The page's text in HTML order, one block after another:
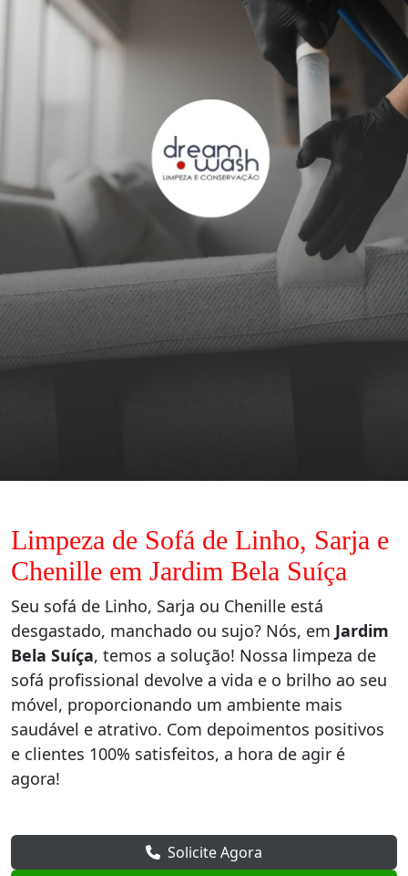
Limpeza de Sofá de Linho, Sarja e
Chenille em Jardim Bela Suíça
Seu sofá de Linho, Sarja ou Chenille está
desgastado, manchado ou sujo? Nós, em Jardim
Bela Suíça, temos a solução! Nossa limpeza de
sofá profissional devolve a vida e o brilho ao seu
móvel, proporcionando um ambiente mais
saudável e atrativo. Com depoimentos positivos
e clientes 100% satisfeitos, a hora de agir é
agora!
Solicite Agora